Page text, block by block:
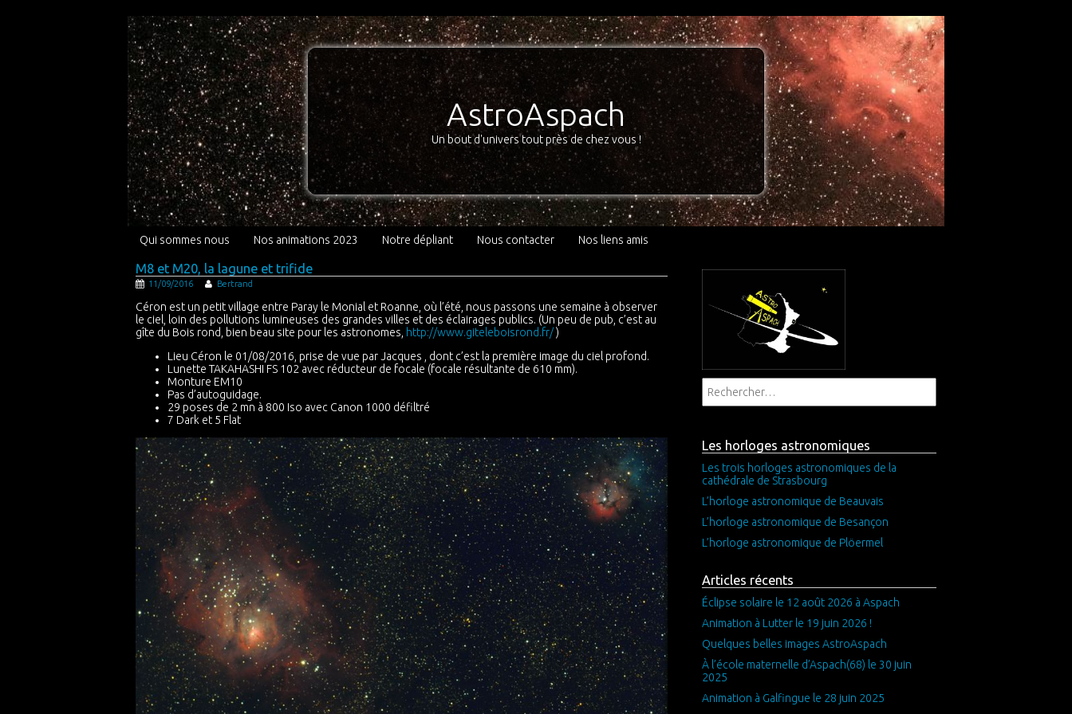
AstroAspach
Un bout d'univers tout près de chez vous !
Qui sommes nous Nos animations 2023 Notre dépliant Nous contacter Nos liens amis
M8 et M20, la lagune et trifide
11/09/2016 Bertrand
Céron est un petit village entre Paray le Monial et Roanne, où l’été, nous passons une semaine à observer
le ciel, loin des pollutions lumineuses des grandes villes et des éclairages publics. (Un peu de pub, c’est au
gîte du Bois rond, bien beau site pour les astronomes, http://www.giteleboisrond.fr/)
Lieu Céron le 01/08/2016, prise de vue par Jacques , dont c’est la première image du ciel profond.
Lunette TAKAHASHI FS 102 avec réducteur de focale (focale résultante de 610 mm).
Monture EM10
Pas d’autoguidage.
29 poses de 2 mn à 800 Iso avec Canon 1000 défiltré
7 Dark et 5 Flat
Les horloges astronomiques
Les trois horloges astronomiques de la
cathédrale de Strasbourg
L’horloge astronomique de Beauvais
L’horloge astronomique de Besançon
L’horloge astronomique de Plöermel
Articles récents
Éclipse solaire le 12 août 2026 à Aspach
Animation à Lutter le 19 juin 2026 !
Quelques belles images AstroAspach
À l’école maternelle d’Aspach(68) le 30 juin
2025
Animation à Galfingue le 28 juin 2025